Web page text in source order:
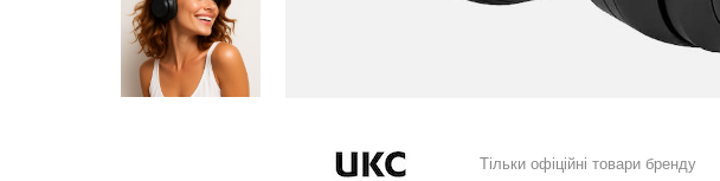
Тільки офіційні товари бренду